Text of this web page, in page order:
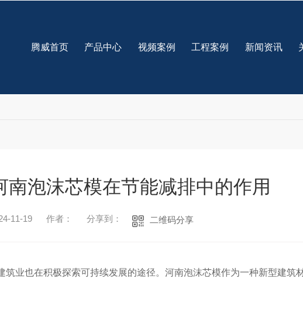
腾威首页 产品中心 视频案例 工程案例 新闻资讯
南泡沫芯模在节能减排中的作用
11-19 作者： 分享到： 二维码分享
筑业也在积极探索可持续发展的途径。河南泡沫芯模作为一种新型建筑